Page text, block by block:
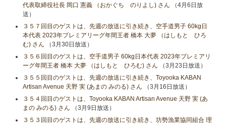
代表取締役社長 岡口 憲義 （おかぐち のりよし) さん （4月6日放
送）
３５７回目のゲストは、先週の放送に引き続き、空手道男子 60kg日
本代表 2023年プレミアリーグ年間王者 橋本 大夢 （はしもと ひろ
む) さん （3月30日放送）
３５６回目のゲストは、空手道男子 60kg日本代表 2023年プレミアリ
ーグ年間王者 橋本 大夢 （はしもと ひろむ) さん （3月23日放送）
３５５回目のゲストは、先週の放送に引き続き、Toyooka KABAN
Artisan Avenue 天野 実 (あまの みのる) さん （3月16日放送）
３５４回目のゲストは、Toyooka KABAN Artisan Avenue 天野 実 (あ
まの みのる) さん （3月9日放送）
３５３回目のゲストは、先週の放送に引き続き、坊勢漁業協同組合 理